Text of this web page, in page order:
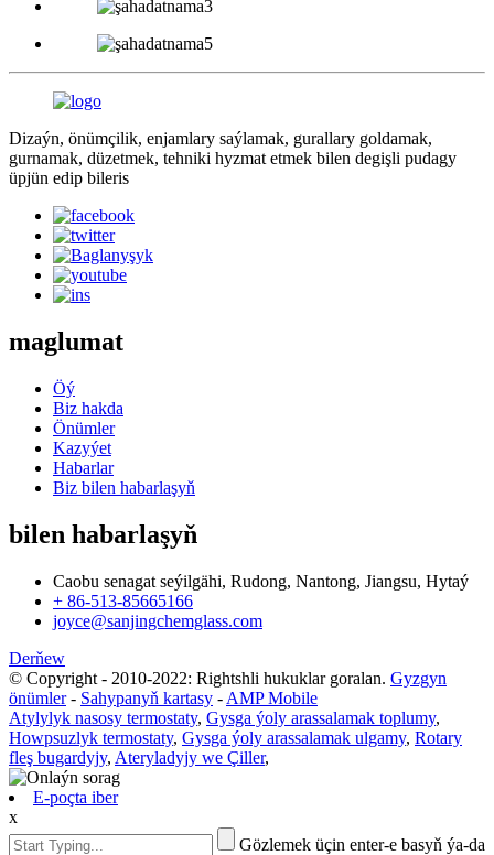
Dizaýn, önümçilik, enjamlary saýlamak, gurallary goldamak,
gurnamak, düzetmek, tehniki hyzmat etmek bilen degişli pudagy
üpjün edip bileris
maglumat
Öý
Biz hakda
Önümler
Kazyýet
Habarlar
Biz bilen habarlaşyň
bilen habarlaşyň
Caobu senagat seýilgähi, Rudong, Nantong, Jiangsu, Hytaý
+ 86-513-85665166
joyce@sanjingchemglass.com
Derňew
© Copyright - 2010-2022: Rightshli hukuklar goralan. Gyzgyn
önümler- Sahypanyň kartasy - AMP Mobile
Atylylyk nasosy termostaty, Gysga ýoly arassalamak toplumy,
Howpsuzlyk termostaty, Gysga ýoly arassalamak ulgamy, Rotary
fleş bugardyjy, Ateryladyjy we Çiller,
E-poçta iber
x
Gözlemek üçin enter-e basyň ýa-da